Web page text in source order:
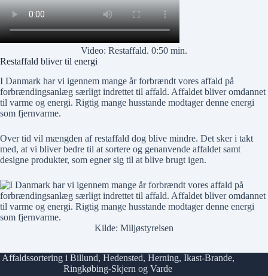
Video: Restaffald. 0:50 min.
Restaffald bliver til energi
I Danmark har vi igennem mange år forbrændt vores affald på
forbrændingsanlæg særligt indrettet til affald. Affaldet bliver omdannet
til varme og energi. Rigtig mange husstande modtager denne energi
som fjernvarme.
Over tid vil mængden af restaffald dog blive mindre. Det sker i takt
med, at vi bliver bedre til at sortere og genanvende affaldet samt
designe produkter, som egner sig til at blive brugt igen.
Kilde: Miljøstyrelsen
Affaldssortering i Billund, Hedensted, Herning, Ikast-Brande,
Ringkøbing-Skjern ogVarde